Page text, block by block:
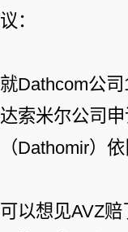
议：
就Dathcom公
达索米尔公司
（Dathomir）
可以想见AVZ